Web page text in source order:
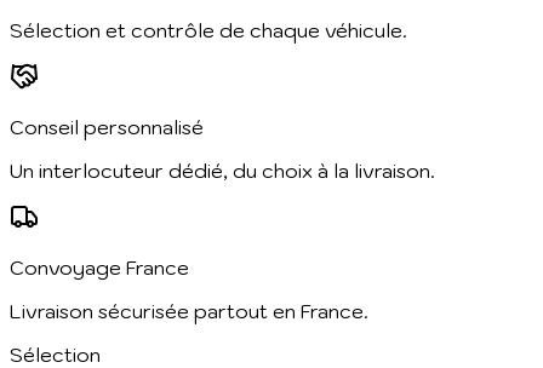
Sélection et contrôle de chaque véhicule.
Conseil personnalisé
Un interlocuteur dédié, du choix à la livraison.
Convoyage France
Livraison sécurisée partout en France.
Sélection